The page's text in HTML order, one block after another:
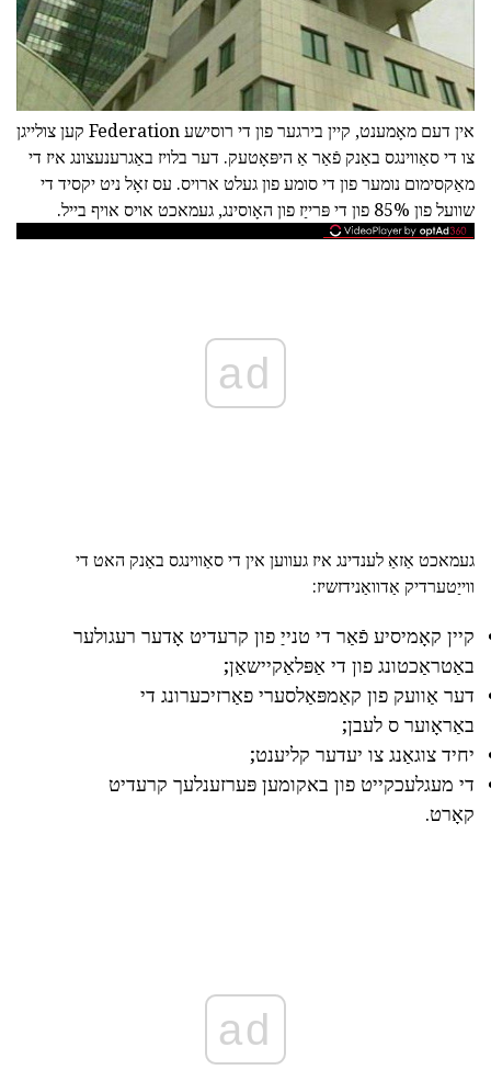
אין דעם מאָמענט, קיין בירגער פון די רוסישע Federation קען צולייגן
צו די סאַווינגס באַנק פֿאַר אַ היפּאָטעק. דער בלויז באַגרענעצונג איז די
מאַקסימום נומער פון די סומע פון געלט ארויס. עס זאָל ניט יקסיד די
שוועל פון 85% פון די פּרייַז פון האָוסינג, געמאכט אויס אויף בייל.
ad
געמאכט אַזאַ לענדינג איז געווען אין די סאַווינגס באַנק האט די
ווייַטערדיק אַדוואַנידזשיז:
קיין קאָמיסיע פֿאַר די טנייַ פון קרעדיט אָדער רעגולער
באַטראַכטונג פון די אַפּלאַקיישאַן;
דער אַוועק פון קאַמפּאַלסערי פאַרזיכערונג די
באַראָוער ס לעבן;
יחיד צוגאַנג צו יעדער קליענט;
די מעגלעכקייט פון באקומען פּערזענלעך קרעדיט
קאָרט.
ad